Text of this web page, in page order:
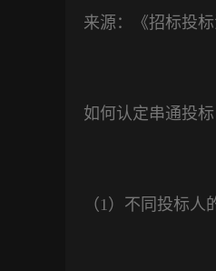
来源：《招标投
如何认定串通投标
（1 ）不同投标人